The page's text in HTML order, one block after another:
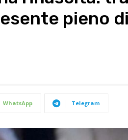
pieno di
WhatsApp Telegram